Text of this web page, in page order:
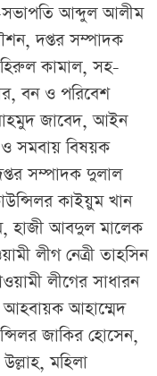
আব্দুল আলীম
দপ্তর সম্পাদক
কামাল, সহ-
বন ও পরিবেশ
জাবেদ, আইন
সমবায় বিষয়ক
সম্পাদক দুলাল
কাইয়ুম খান
হাজী আবদুল মালেক
লীগ নেত্রী তাহসিন
লীগের সাধারন
আহাম্মেদ
জাকির হোসেন,
মহিলা